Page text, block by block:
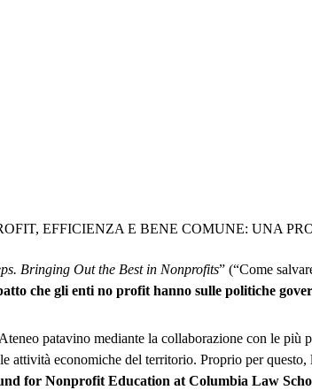
EFFICIENZA E BENE COMUNE: UNA
Bringing Out the Best in Nonprofits” (“Come
che gli enti no profit hanno sulle politiche
patavino mediante la collaborazione con le più
economiche del territorio. Proprio per questo,
for Nonprofit Education at Columbia Law